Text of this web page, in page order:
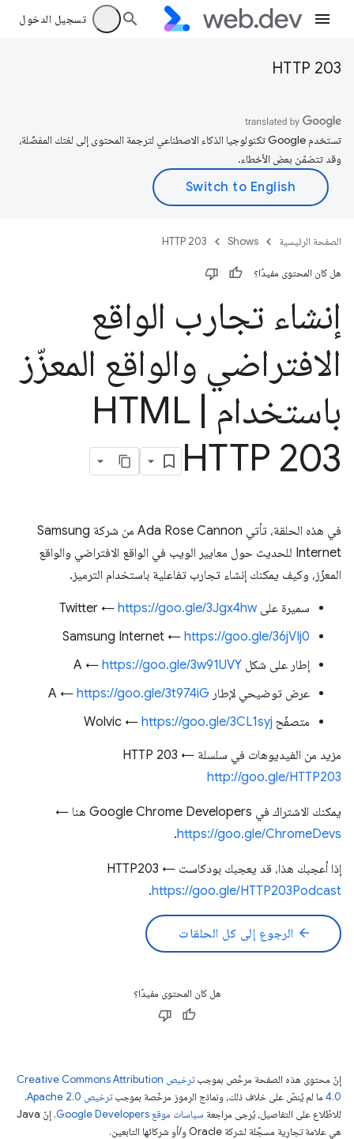
تسجيل الدخول
HTTP 203
تستخدم Google تكنولوجيا الذكاء الاصطناعي لترجمة المحتوى إلى لغتك المفضّلة،
وقد تتضمّن بعض الأخطاء.
الصفحة الرئيسية Shows
HTTP 203
هل كان المحتوى مفيدًا؟
إنشاء تجارب الواقع
الافتراضي والواقع المعزّز
باستخدام HTML
HTTP 203
في هذه الحلقة، تأتي Ada Rose Cannon من شركة Samsung
Internet للحديث حول معايير الويب في الواقع الافتراضي والواقع
المعزّز، وكيف يمكنك إنشاء تجارب تفاعلية باستخدام الترميز.
سميرة على Twitter ←https://goo.gle/3Jgx4hw
Samsung Internet ← https://goo.gle/36jVIj0
إطار على شكل A ← https://goo.gle/3w91UVY
عرض توضيحي لإطار A ← https://goo.gle/3t974iG
متصفّح Wolvic ← https://goo.gle/3CL1syj
مزيد من الفيديوهات في سلسلة HTTP 203 ←
http://goo.gle/HTTP203
يمكنك الاشتراك في Google Chrome Developers هنا ←
https://goo.gle/ChromeDevs
.
إذا أعجبك هذا، قد يعجبك بودكاست HTTP203 ←
https://goo.gle/HTTP203Podcast
.
arrow_back الرجوع إلى كل الحلقات
هل كان المحتوى مفيدًا؟
إنّ محتوى هذه الصفحة مرخّص بموجب
ترخيص Creative Commons Attribution
4.0‏ ما لم يُنصّ على خلاف ذلك، ونماذج الرموز مرخّصة بموجبترخيص Apache 2.0‏
.
للاطّلاع على التفاصيل، يُرجى مراجعة سياسات موقع Google Developers‏
. إنّ Java
هي علامة تجارية مسجَّلة لشركة Oracle و/أو شركائها التابعين.